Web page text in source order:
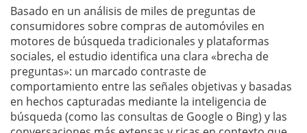
Basado en un análisis de miles de preguntas de
consumidores sobre compras de automóviles en
motores de búsqueda tradicionales y plataformas
sociales, el estudio identifica una clara «brecha de
preguntas»: un marcado contraste de
comportamiento entre las señales objetivas y basadas
en hechos capturadas mediante la inteligencia de
búsqueda (como las consultas de Google o Bing) y las